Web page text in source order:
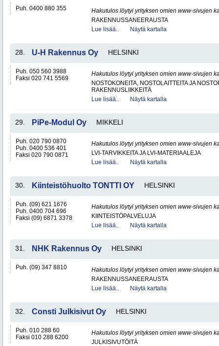
Puh. 0400 880 355
Hakutulos löytyi yrityksen omien www-sivujen
RAKENNUSSANEERAUSTA
Lue lisää..
Näytä kartalla
28. U-H Rakennus Oy HELSINKI
Puh. 050 560 3988
Faksi 020 741 5569
Hakutulos löytyi yrityksen omien www-sivujen
NOSTOKONEITA, NOSTOLAITTEITA JA
RAKENNUSLIIKKEITÄ
Lue lisää..
Näytä kartalla
29. PiPe-Modul Oy MIKKELI
Puh. 020 790 0870
Puh. 0400 536 401
Faksi 020 790 0871
Hakutulos löytyi yrityksen omien www-sivujen
LVI-TARVIKKEITA JA LVI-MATERIAALEJA
Lue lisää..
Näytä kartalla
30. Kiinteistöhuolto TONTTI OY HELSINKI
Puh. (09) 621 1676
Puh. 0400 704 696
Faksi (09) 6871 3378
Hakutulos löytyi yrityksen omien www-sivujen
KIINTEISTÖPALVELUJA
Lue lisää..
Näytä kartalla
31. NHK Rakennus Oy HELSINKI
Puh. (09) 347 8810
Hakutulos löytyi yrityksen omien www-sivujen
RAKENNUSSANEERAUSTA
Lue lisää..
Näytä kartalla
32. Consti Julkisivut Oy HELSINKI
Puh. 010 288 60
Faksi 010 288 6200
Hakutulos löytyi yrityksen omien www-sivujen
JULKISIVUTÖITÄ